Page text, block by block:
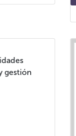
gestión